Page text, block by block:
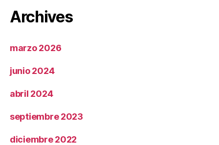
Archives
marzo 2026
junio 2024
abril 2024
septiembre 2023
diciembre 2022